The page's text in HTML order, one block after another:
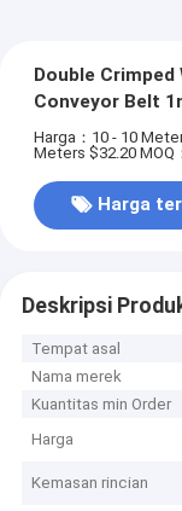
Double
Conveyor Belt
Harga：10 - 10
Meters $32.20 MOQ
Harga
Deskripsi
Tempat asal
Nama merek
Kuantitas min Order
Harga
Kemasan rincian